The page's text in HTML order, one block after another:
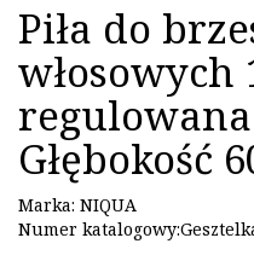
Piła do
włosowych
Głębokość
Marka: NIQUA
Numer